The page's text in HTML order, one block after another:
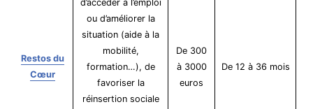
Restos du
Cœur
d’accéder à l’emploi
ou d’améliorer la
situation (aide à la
mobilité,
formation…), de
favoriser la
réinsertion sociale
De 300
à 3000
euros
De 12 à 36 mois